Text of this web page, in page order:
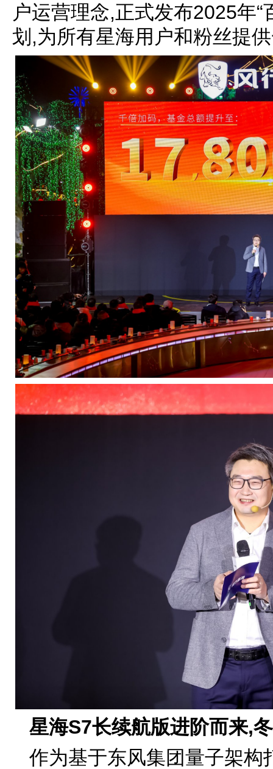
户运营理念,正式发布2025年
划,为所有星海用户和粉丝提
星海S7长续航版进阶而来,
作为基于东风集团量子架构